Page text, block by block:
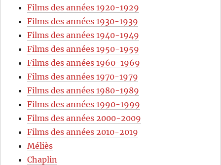
Films des années 1920-1929
Films des années 1930-1939
Films des années 1940-1949
Films des années 1950-1959
Films des années 1960-1969
Films des années 1970-1979
Films des années 1980-1989
Films des années 1990-1999
Films des années 2000-2009
Films des années 2010-2019
Méliès
Chaplin